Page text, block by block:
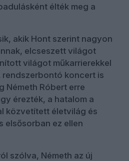
élték meg a
akik Hont szerint nagyon
elcseszett világot
világot műkarrierekkel
rendszerbontó koncert is
Németh Róbert erre
érezték, a hatalom a
közvetített életvilág és
elsősorban ez ellen
szólva, Németh az új